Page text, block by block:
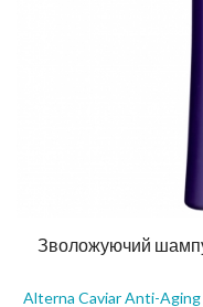
Зволожуючий
Alterna Caviar Anti-